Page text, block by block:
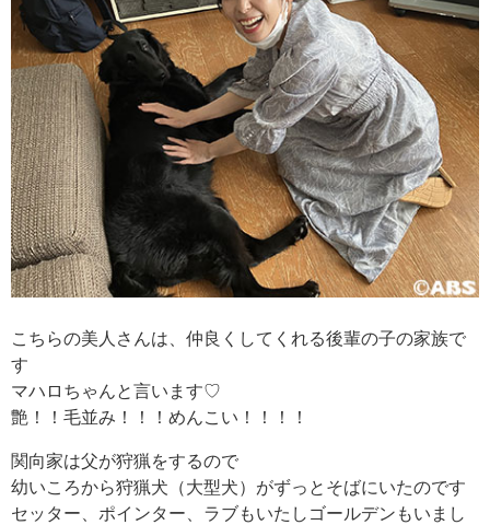
こちらの美人さんは、仲良くしてくれる後輩の子の家族で
す
マハロちゃんと言います♡
艶！！毛並み！！！めんこい！！！！
関向家は父が狩猟をするので
幼いころから狩猟犬（大型犬）がずっとそばにいたのです
セッター、ポインター、ラブもいたしゴールデンもいまし